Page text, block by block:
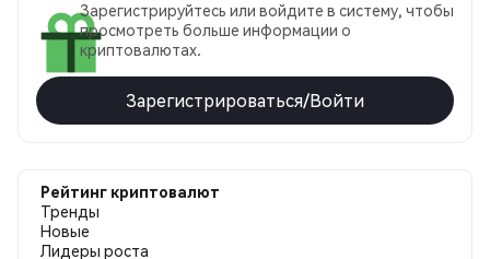
Зарегистрируйтесь или войдите в систему, чтобы
просмотреть больше информации о
криптовалютах.
Зарегистрироваться/Войти
Рейтинг криптовалют
Тренды
Новые
Лидеры роста